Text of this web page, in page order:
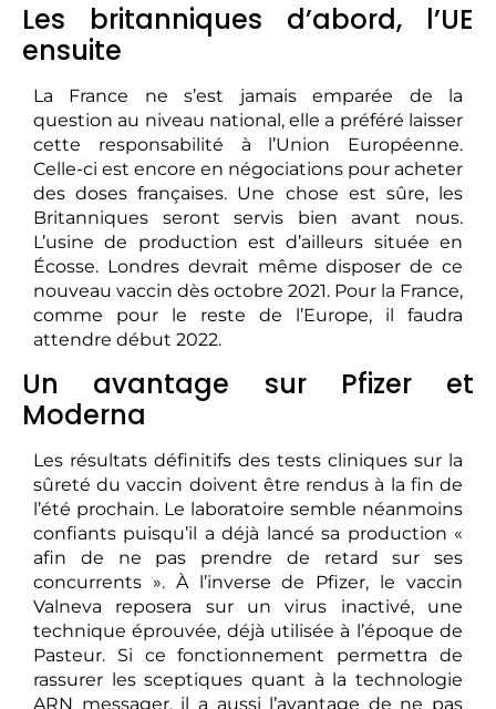
Les britanniques d’abord, l’UE
ensuite
La France ne s’est jamais emparée de la
question au niveau national, elle a préféré laisser
cette responsabilité à l’Union Européenne.
Celle-ci est encore en négociations pour acheter
des doses françaises. Une chose est sûre, les
Britanniques seront servis bien avant nous.
L’usine de production est d’ailleurs située en
Écosse. Londres devrait même disposer de ce
nouveau vaccin dès octobre 2021. Pour la France,
comme pour le reste de l’Europe, il faudra
attendre début 2022.
Un avantage sur Pfizer et
Moderna
Les résultats définitifs des tests cliniques sur la
sûreté du vaccin doivent être rendus à la fin de
l’été prochain. Le laboratoire semble néanmoins
confiants puisqu’il a déjà lancé sa production «
afin de ne pas prendre de retard sur ses
concurrents ». À l’inverse de Pfizer, le vaccin
Valneva reposera sur un virus inactivé, une
technique éprouvée, déjà utilisée à l’époque de
Pasteur. Si ce fonctionnement permettra de
rassurer les sceptiques quant à la technologie
ARN messager, il a aussi l’avantage de ne pas